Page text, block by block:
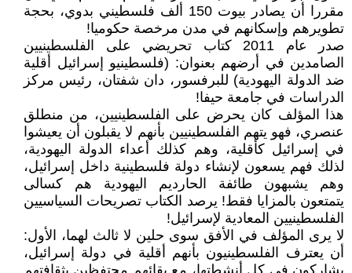
مقررا أن يصادر بيوت 150 ألف فلسطيني بدوي، بحجة
تطويرهم وإسكانهم في مدن مرخصة حكوميا!
صدر عام 2011 كتاب تحريضي على الفلسطينيين
الصامدين في أرضهم بعنوان: (فلسطينيو إسرائيل أقلية
ضد الدولة اليهودية) للبرفسور، دان شفتان، رئيس مركز
الدراسات في جامعة حيفا!
هذا المؤلف كان يحرض على الفلسطينيين، من منطلق
عنصري، فهو يتهم الفلسطينيين بأنهم لا يقبلون أن يعيشوا
في إسرائيل كأقلية، وهم كذلك أعداء الدولة اليهودية،
لذلك فهم يسعون لإنشاء دولة فلسطينية داخل إسرائيل،
وهم يشبهون طائفة الحارديم اليهودية هم كسالى
يتمتعون بالمزايا فقط! يرصد الكتاب تصريحات السياسيين
الفلسطينيين المعادية لإسرائيل!
لا يرى المؤلف في الأفق سوى حلين لا ثالث لهما، الأول:
أن يعترف الفلسطينيون بأنهم أقلية في دولة إسرائيل،